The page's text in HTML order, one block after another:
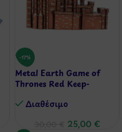
-17%
Metal Earth Game of
Thrones Red Keep-
Διαθέσιμo
25,00 €